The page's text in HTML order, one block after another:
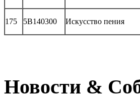
175 5B140300 Искусство пения
Новости &